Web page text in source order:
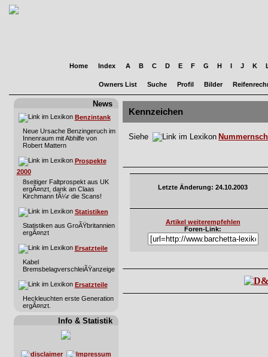
Home Index A B C D E F G H I J K
Owners List Suche Profil Bilder
News
Benzintank
Neue Ursache Benzingeruch im
Innenraum mit Abhilfe von
Robert Mattern
Prospekte
2000
8seitiger Faltprospekt aus UK
ergÃ¤nzt, dank an Claas
Kirchmann fÃ¼r die Scans!
Statistiken
Statistiken aus GroÃŸbritannien
ergÃ¤nzt
Ersatzteile
Kabel
BremsbelagverschleiÃŸanzeige
Ersatzteile
Heckleuchten erste Generation
ergÃ¤nzt.
Info & Statistik
Kennzeichen
Siehe
Letzte Änderung: 24.10.2003
Artikel weiterempfehlen
Foren-Link: